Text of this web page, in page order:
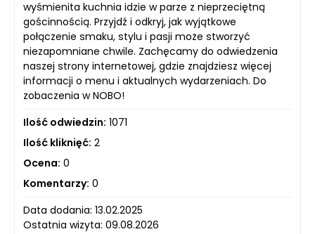
wyśmienita kuchnia idzie w parze z nieprzeciętną
gościnnością. Przyjdź i odkryj, jak wyjątkowe
połączenie smaku, stylu i pasji może stworzyć
niezapomniane chwile. Zachęcamy do odwiedzenia
naszej strony internetowej, gdzie znajdziesz więcej
informacji o menu i aktualnych wydarzeniach. Do
zobaczenia w NOBO!
Ilość odwiedzin: 1071
Ilość kliknięć: 2
Ocena: 0
Komentarzy: 0
Data dodania: 13.02.2025
Ostatnia wizyta: 09.08.2026